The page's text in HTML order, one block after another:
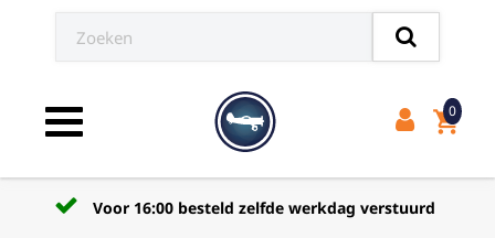
Toggle navigation shopping_cart
0
Voor 16:00 besteld zelfde werkdag verstuurd